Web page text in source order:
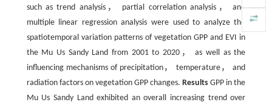
such as trend analysis， partial correlation analysis， and
multiple linear regression analysis were used to analyze the
spatiotemporal variation patterns of vegetation GPP and EVI in
the Mu Us Sandy Land from 2001 to 2020， as well as the
influencing mechanisms of precipitation， temperature， and
radiation factors on vegetation GPP changes.Results GPP in the
Mu Us Sandy Land exhibited an overall increasing trend over